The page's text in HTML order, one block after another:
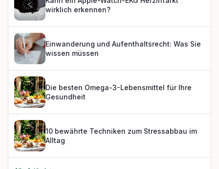
wirklich erkennen?
Einwanderung und Aufenthaltsrecht: Was Sie
wissen müssen
Die besten Omega-3-Lebensmittel für Ihre
Gesundheit
10 bewährte Techniken zum Stressabbau im
Alltag